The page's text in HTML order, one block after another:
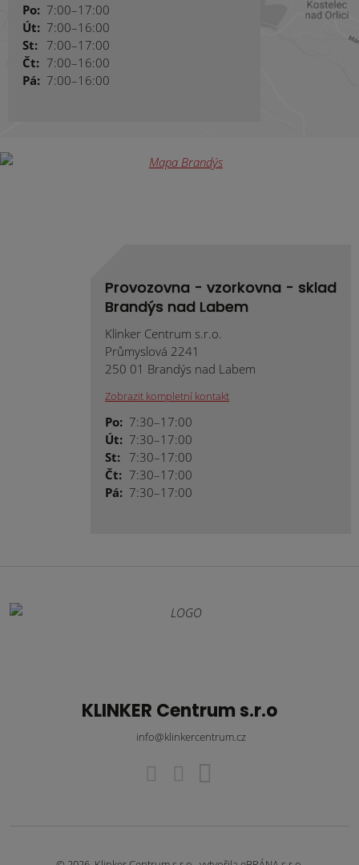
Po: 7:00–17:00
Út: 7:00–16:00
St: 7:00–17:00
Čt: 7:00–16:00
Pá: 7:00–16:00
Provozovna - vzorkovna - sklad
Brandýs nad Labem
Klinker Centrum s.r.o.
Průmyslová 2241
250 01 Brandýs nad Labem
Zobrazit kompletní kontakt
Po: 7:30–17:00
Út: 7:30–17:00
St: 7:30–17:00
Čt: 7:30–17:00
Pá: 7:30–17:00
KLINKER Centrum s.r.o
info@klinkercentrum.cz